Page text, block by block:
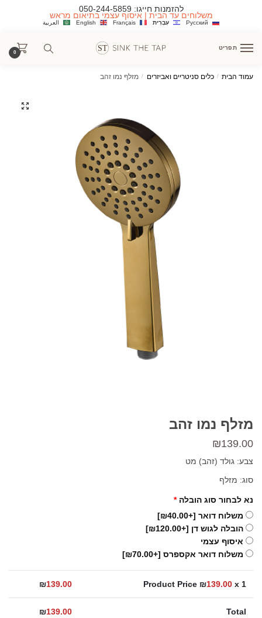
להזמנות חייגו: 050-244-5859
משלוחים עד הבית | איסוף עצמי בתיאום מראש
العربية English Français עִבְרִית Русский
תפריט
0
עמוד הבית / כלים סניטריים ואביזרים / מזלף נמו זהב
מזלף נמו זהב
₪139.00
צבע: גולד (זהב) מט
סוג: מזלף
נא לבחור סוג הובלה *
משלוח דואר [+₪40.00]
הובלה לגוש דן [+₪120.00]
איסוף עצמי
משלוח דואר אקספרס [+₪70.00]
Product Price ₪139.00 x 1
₪139.00
Total
₪139.00